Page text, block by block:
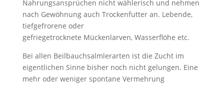
Nahrungsansprüchen nicht wählerisch und nehmen
nach Gewöhnung auch Trockenfutter an. Lebende,
tiefgefrorene oder
gefriegetrocknete Mückenlarven, Wasserflöhe etc.
Bei allen Beilbauchsalmlerarten ist die Zucht im
eigentlichen Sinne bisher noch nicht gelungen. Eine
mehr oder weniger spontane Vermehrung